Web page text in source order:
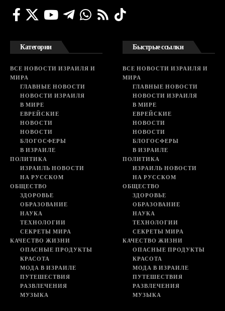
Категории
ВСЕ НОВОСТИ ИЗРАИЛЯ И
МИРА
ГЛАВНЫЕ НОВОСТИ
НОВОСТИ ИЗРАИЛЯ
В МИРЕ
ЕВРЕЙСКИЕ
НОВОСТИ
НОВОСТИ
БЛОГОСФЕРЫ
В ИЗРАИЛЕ
ПОЛИТИКА
ИЗРАИЛЬ НОВОСТИ
НА РУССКОМ
ОБЩЕСТВО
ЗДОРОВЬЕ
ОБРАЗОВАНИЕ
НАУКА
ТЕХНОЛОГИИ
СЕКРЕТЫ МИРА
КАЧЕСТВО ЖИЗНИ
ОПАСНЫЕ ПРОДУКТЫ
КРАСОТА
МОДА В ИЗРАИЛЕ
ПУТЕШЕСТВИЯ
РАЗВЛЕЧЕНИЯ
МУЗЫКА
Быстрые ссылки
ВСЕ НОВОСТИ ИЗРАИЛЯ И
МИРА
ГЛАВНЫЕ НОВОСТИ
НОВОСТИ ИЗРАИЛЯ
В МИРЕ
ЕВРЕЙСКИЕ
НОВОСТИ
НОВОСТИ
БЛОГОСФЕРЫ
В ИЗРАИЛЕ
ПОЛИТИКА
ИЗРАИЛЬ НОВОСТИ
НА РУССКОМ
ОБЩЕСТВО
ЗДОРОВЬЕ
ОБРАЗОВАНИЕ
НАУКА
ТЕХНОЛОГИИ
СЕКРЕТЫ МИРА
КАЧЕСТВО ЖИЗНИ
ОПАСНЫЕ ПРОДУКТЫ
КРАСОТА
МОДА В ИЗРАИЛЕ
ПУТЕШЕСТВИЯ
РАЗВЛЕЧЕНИЯ
МУЗЫКА